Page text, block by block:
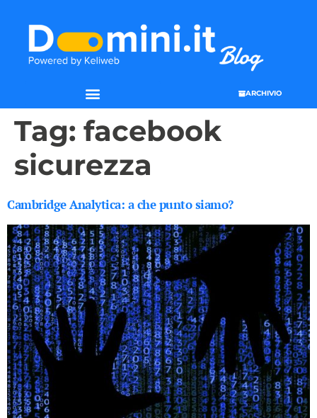
ARCHIVIO
Tag: facebook
sicurezza
Cambridge Analytica: a che punto siamo?